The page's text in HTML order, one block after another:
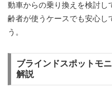
動車からの乗り換えを検討し
齢者が使うケースでも安心し
う。
ブラインドスポットモ
解説